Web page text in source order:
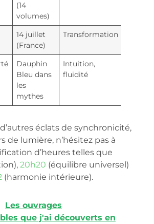
(14
volumes)
14 juillet
(France)
Transformation
Dauphin
Bleu dans
les
mythes
Intuition,
fluidité
éclats de synchronicité,
de lumière, n’hésitez pas à
d’heures telles que
20h20 (équilibre universel)
(harmonie intérieure).
Les ouvrages
que j'ai découverts en